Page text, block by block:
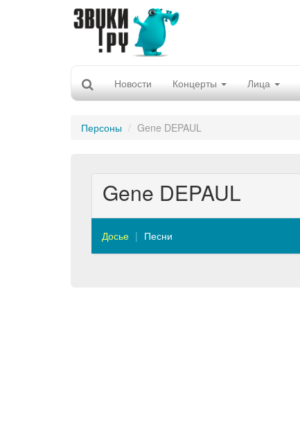
Новости Концерты Лица
Персоны Gene DEPAUL
Gene DEPAUL
Досье Песни